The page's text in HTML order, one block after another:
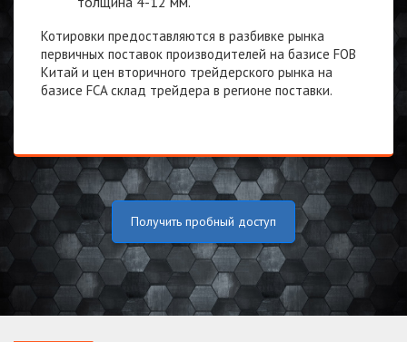
Котировки предоставляются в разбивке рынка
первичных поставок производителей на базисе FOB
Китай и цен вторичного трейдерского рынка на
базисе FCA склад трейдера в регионе поставки.
Получить пробный доступ